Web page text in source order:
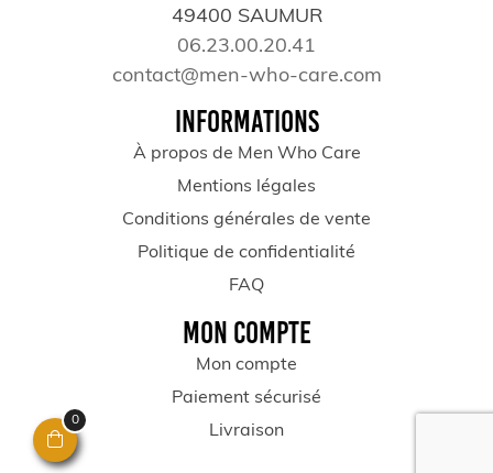
49400 SAUMUR
06.23.00.20.41
contact@men-who-care.com
INFORMATIONS
À propos de Men Who Care
Mentions légales
Conditions générales de vente
Politique de confidentialité
FAQ
MON COMPTE
Mon compte
Paiement sécurisé
Livraison
0